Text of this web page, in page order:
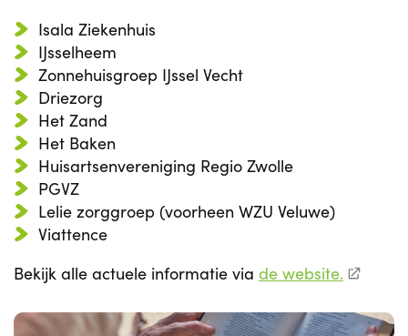
Isala Ziekenhuis
IJsselheem
Zonnehuisgroep IJssel Vecht
Driezorg
Het Zand
Het Baken
Huisartsenvereniging Regio Zwolle
PGVZ
Lelie zorggroep (voorheen WZU Veluwe)
Viattence
Bekijk alle actuele informatie via de website.